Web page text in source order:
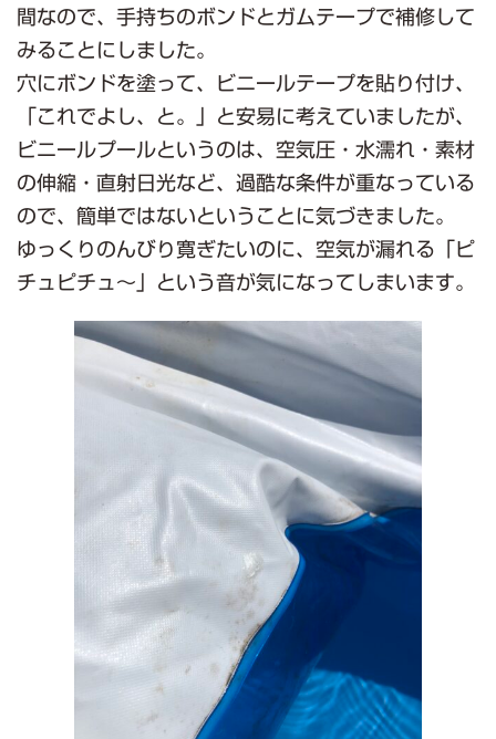
間なので、手持ちのボンドとガムテープで補修して
みることにしました。
穴にボンドを塗って、ビニールテープを貼り付け、
「これでよし、と。」と安易に考えていましたが、
ビニールプールというのは、空気圧・水濡れ・素材
の伸縮・直射日光など、過酷な条件が重なっている
ので、簡単ではないということに気づきました。
ゆっくりのんびり寛ぎたいのに、空気が漏れる「ピ
チュピチュ～」という音が気になってしまいます。